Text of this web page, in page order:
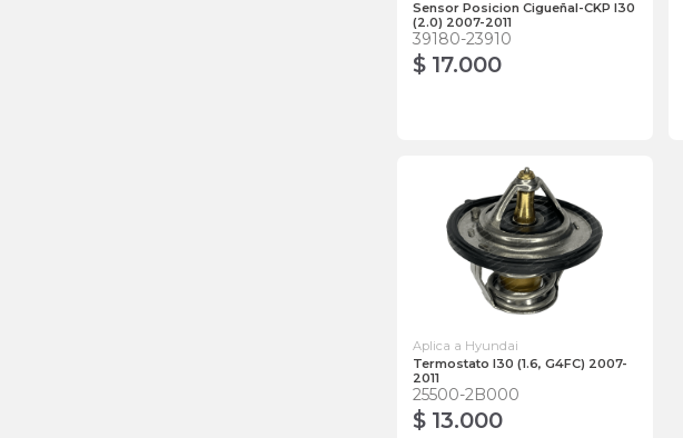
Sensor Posicion Cigueñal-CKP I30
(2.0) 2007-2011
39180-23910
$ 17.000
Aplica a Hyundai
Termostato I30 (1.6, G4FC) 2007-
2011
25500-2B000
$ 13.000